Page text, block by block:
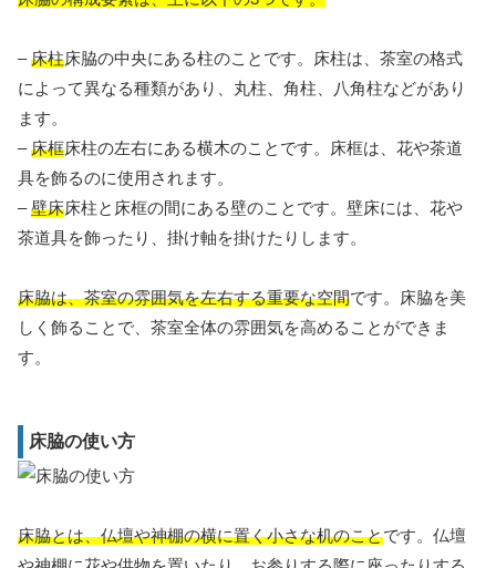
–床柱床脇の中央にある柱のことです。床柱は、茶室の格式
によって異なる種類があり、丸柱、角柱、八角柱などがあり
ます。
–床框床柱の左右にある横木のことです。床框は、花や茶道
具を飾るのに使用されます。
–壁床床柱と床框の間にある壁のことです。壁床には、花や
茶道具を飾ったり、掛け軸を掛けたりします。
床脇は、茶室の雰囲気を左右する重要な空間です。床脇を美
しく飾ることで、茶室全体の雰囲気を高めることができま
す。
床脇の使い方
床脇とは、仏壇や神棚の横に置く小さな机のことです。仏壇